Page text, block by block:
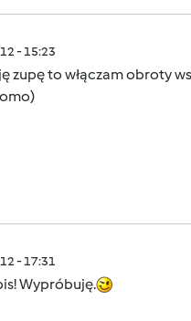
- 15:23
zupę to włączam obroty
- 17:31
Wypróbuję.